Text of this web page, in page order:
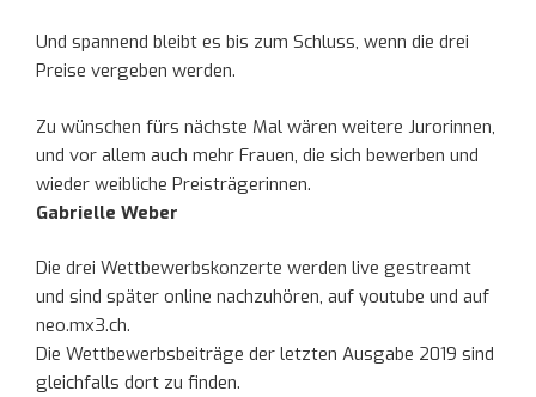
Und spannend bleibt es bis zum Schluss, wenn die drei
Preise vergeben werden.
Zu wünschen fürs nächste Mal wären weitere Jurorinnen,
und vor allem auch mehr Frauen, die sich bewerben und
wieder weibliche Preisträgerinnen.
Gabrielle Weber
Die drei Wettbewerbskonzerte werden live gestreamt
und sind später online nachzuhören, auf youtube und auf
neo.mx3.ch.
Die Wettbewerbsbeiträge der letzten Ausgabe 2019 sind
gleichfalls dort zu finden.